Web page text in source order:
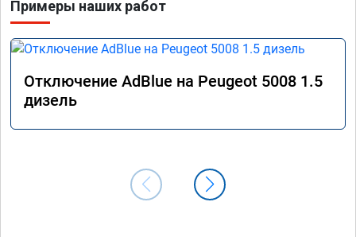
Примеры наших работ
Отключение AdBlue на Peugeot 5008 1.5
дизель